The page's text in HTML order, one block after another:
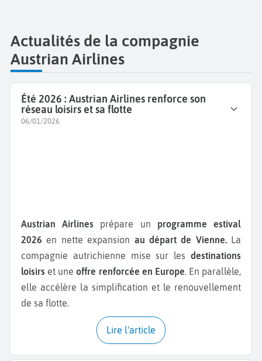
Actualités de la compagnie
Austrian Airlines
Été 2026 : Austrian Airlines renforce son
réseau loisirs et sa flotte
06/01/2026
Austrian Airlines prépare un programme estival
2026 en nette expansion au départ de Vienne.La
compagnie autrichienne mise sur les destinations
loisirs et uneoffre renforcée en Europe. En parallèle,
elle accélère la simplification et le renouvellement
de sa flotte.
Lire l'article